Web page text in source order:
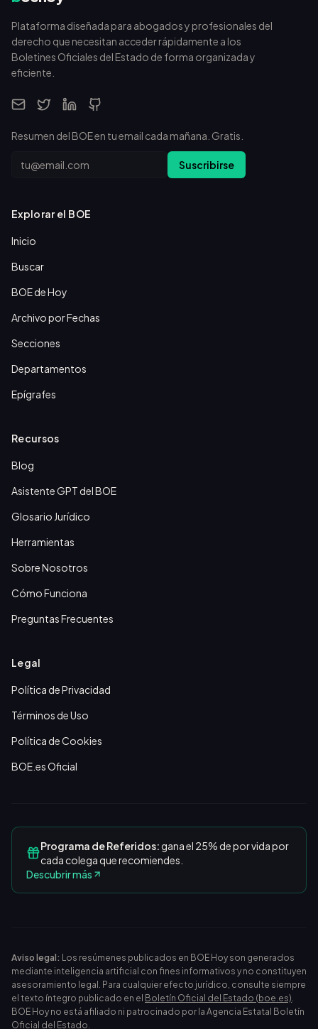
Plataforma diseñada para abogados y profesionales del
derecho que necesitan acceder rápidamente a los
Boletines Oficiales del Estado de forma organizada y
eficiente.
Resumen del BOE en tu email cada mañana. Gratis.
Email Suscribirse
Explorar el BOE
Inicio
Buscar
BOE de Hoy
Archivo por Fechas
Secciones
Departamentos
Epígrafes
Recursos
Blog
Asistente GPT del BOE
Glosario Jurídico
Herramientas
Sobre Nosotros
Cómo Funciona
Preguntas Frecuentes
Legal
Política de Privacidad
Términos de Uso
Política de Cookies
BOE.es Oficial
Programa de Referidos:gana el 25% de por vida por
cada colega que recomiendes.
Descubrir más
Aviso legal: Los resúmenes publicados en BOE Hoy son generados
mediante inteligencia artificial con fines informativos y no constituyen
asesoramiento legal. Para cualquier efecto jurídico, consulte siempre
el texto íntegro publicado en el Boletín Oficial del Estado (boe.es).
BOE Hoy no está afiliado ni patrocinado por la Agencia Estatal Boletín
Oficial del Estado.